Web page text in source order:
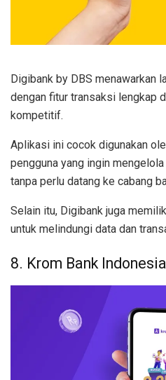
Digibank by DBS menawarkan
dengan fitur transaksi lengkap
kompetitif.
Aplikasi ini cocok digunakan
pengguna yang ingin
tanpa perlu datang ke cabang
Selain itu, Digibank juga
untuk melindungi data dan
8. Krom Bank Indonesia